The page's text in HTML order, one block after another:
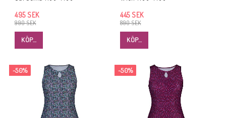
990 SEK
495 SEK
KÖP…
890 SEK
445 SEK
KÖP…
-50% -50%